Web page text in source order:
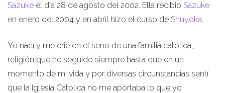
Sazuke el día 28 de agosto del 2002. Ella recibió Sazuke
en enero del 2004 y en abril hizo el curso de Shuyoka.
Yo nací y me crié en el seno de una familia católica,,
religión que he seguido siempre hasta que en un
momento de mi vida y por diversas circunstancias sentí
que la Iglesia Católica no me aportaba lo que yo